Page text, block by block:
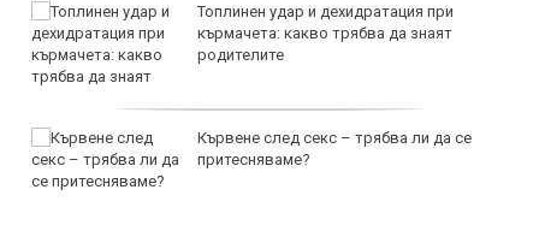
Топлинен удар и дехидратация при
кърмачета: какво трябва да знаят
родителите
Кървене след секс – трябва ли да се
притесняваме?